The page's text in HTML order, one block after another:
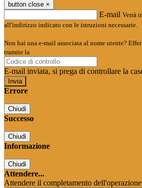
button close ×
E-mail Verrà
all'indirizzo indicato con le istruzioni necessarie.
Non hai una e-mail associata al nome utente?
tramite la
E-mail inviata, si prega di controllare la
Errore
Chiudi
Successo
Chiudi
Informazione
Chiudi
Attendere...
Attendere il completamento